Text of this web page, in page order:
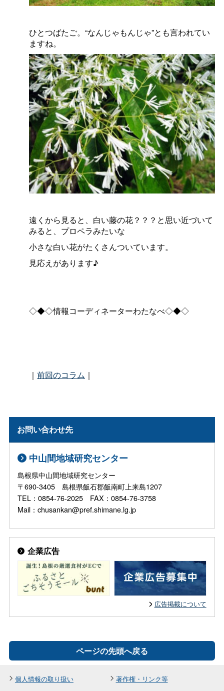
ひとつばたご。“なんじゃもんじゃ”とも言われてい
ますね。
遠くから見ると、白い藤の花？？？と思い近づいて
みると、プロペラみたいな
小さな白い花がたくさんついています。
見応えがあります♪
◇◆◇情報コーディネーターわたなべ◇◆◇
｜ 前回のコラム ｜
お問い合わせ先
中山間地域研究センター
島根県中山間地域研究センター
〒690-3405 島根県飯石郡飯南町上来島1207
TEL：0854-76-2025 FAX：0854-76-3758
Mail：chusankan@pref.shimane.lg.jp
企業広告
広告掲載について
ページの先頭へ戻る
個人情報の取り扱い 著作権・リンク等